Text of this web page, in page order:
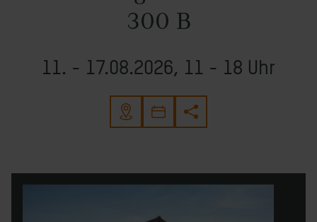
300 B
11. - 17.08.2026, 11 - 18 Uhr